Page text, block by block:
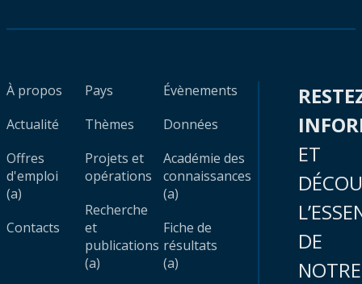
À propos
Actualité
Offres
d'emploi
(a)
Contacts
Pays
Thèmes
Projets et
opérations
Recherche
et
publications
(a)
Évènements
Données
Académie des
connaissances
(a)
Fiche de
résultats
(a)
ET
DE
NOTRE